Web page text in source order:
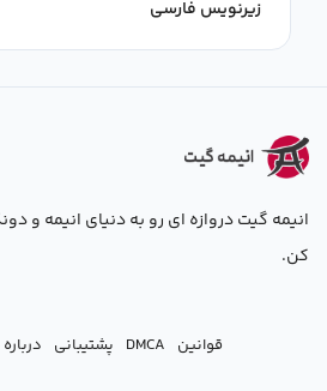
زیرنویس فارسی
انیمه گیت دروازه ای رو به دنیای انیمه و
کن.
قوانین DMCA پشتیبانی